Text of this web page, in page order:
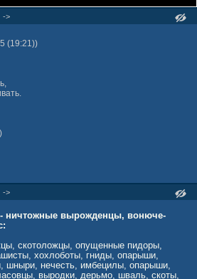
->
(19:21))
->
ничтожные вырожденцы, вонюче-
скотоложцы, опущенные пидоры,
хохлоботы, гниды, опарыши,
шныри, нечесть, имбецилы, опарыши,
выродки, дерьмо, шваль, скоты,